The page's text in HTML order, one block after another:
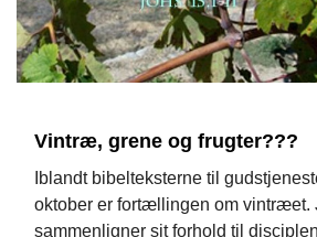
Vintræ, grene og frugter???
Iblandt bibelteksterne til
oktober er fortællingen om vintræet.
sammenligner sit forhold til